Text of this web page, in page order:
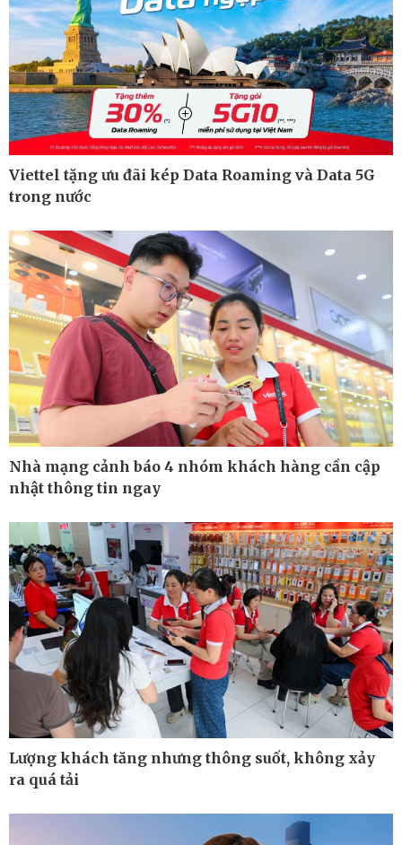
Kinh tế
Bất động sản
Khởi nghiệp
Thị trường
Giá vàng
Tiêu dùng
Tỷ giá
Chứng khoán
Giá cà phê
Vụ án
Tin nóng
Tư vấn luật
Pickleball
Bóng đá quốc tế
Bóng đá Việt Nam
Thế giới thể thao
Lịch thi đấu bóng đá
eSports
Hậu trường
Viettel tặng ưu đãi kép Data Roaming và Data 5G
trong nước
Nhà mạng cảnh báo 4 nhóm khách hàng cần cập
nhật thông tin ngay
Lượng khách tăng nhưng thông suốt, không xảy
ra quá tải